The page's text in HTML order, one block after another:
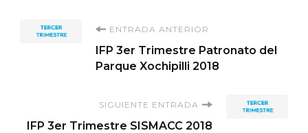
Navegación
entradas
ENTRADA ANTERIOR
IFP 3er Trimestre Patronato del
Parque Xochipilli 2018
SIGUIENTE ENTRADA
IFP 3er Trimestre SISMACC 2018